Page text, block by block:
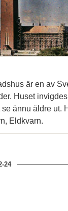
är en av
Huset
se ännu äldre ut.
Eldkvarn.
24